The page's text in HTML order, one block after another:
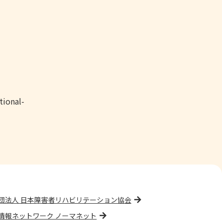
法人 日本障害者リハビリテーション協会
報ネットワーク ノーマネット